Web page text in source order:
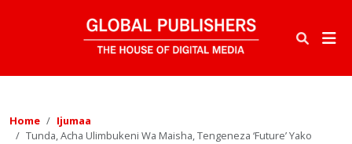
Home
Ijumaa
Tunda, Acha Ulimbukeni Wa Maisha, Tengeneza ‘Future’ Yako